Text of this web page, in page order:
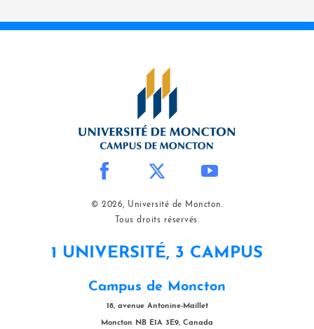
© 2026, Université de Moncton.
Tous droits réservés.
1 UNIVERSITÉ, 3 CAMPUS
Campus de Moncton
18, avenue Antonine-Maillet
Moncton NB E1A 3E9, Canada